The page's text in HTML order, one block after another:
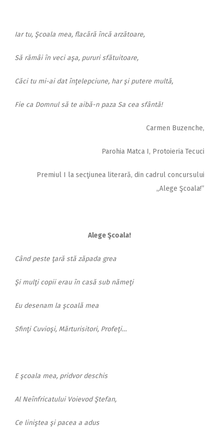
Iar tu, Şcoala mea, flacără încă arzătoare,
Să rămâi în veci aşa, pururi sfătuitoare,
Căci tu mi-ai dat înţelepciune, har şi putere multă,
Fie ca Domnul să te aibă-n paza Sa cea sfântă!
Carmen Buzenche,
Parohia Matca I, Protoieria Tecuci
Premiul I la secţiunea literară, din cadrul concursului
„Alege Şcoala!”
Alege Şcoala!
Când peste ţară stă zăpada grea
Şi mulţi copii erau în casă sub nămeţi
Eu desenam la şcoală mea
Sfinţi Cuvioşi, Mărturisitori, Profeţi…
E şcoala mea, pridvor deschis
Al Neînfricatului Voievod Ştefan,
Ce liniştea şi pacea a adus